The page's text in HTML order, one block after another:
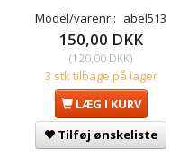
Model/varenr.: abel513
150,00 DKK
(120,00 DKK)
3 stk tilbage på lager
LÆG I KURV
Tilføj ønskeliste